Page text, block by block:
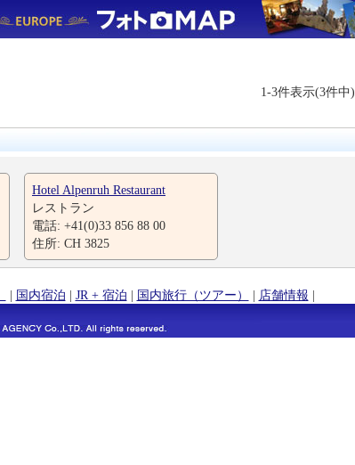
1-3件表示(3件中)
Hotel Alpenruh Restaurant
レストラン
電話: +41(0)33 856 88 00
住所: CH 3825
| 国内宿泊 | JR + 宿泊 | 国内旅行（ツアー） | 店舗情報 |